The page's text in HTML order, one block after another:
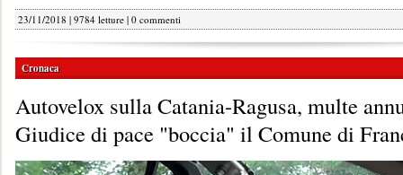
23/11/2018 | 9784 letture | 0 commenti
Cronaca
Autovelox sulla Catania-Ragusa, multe
Giudice di pace "boccia" il Comune di